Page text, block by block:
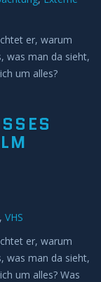
er, warum
was man da sieht,
um alles?
A
, VHS
er, warum
was man da sieht,
um alles? Was